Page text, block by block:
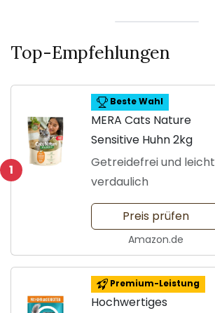
Top-Empfehlungen
1
Beste Wahl
MERA Cats Nature
Sensitive Huhn 2kg
Getreidefrei und leicht
verdaulich
Preis prüfen
Amazon.de
Premium-Leistung
Hochwertiges